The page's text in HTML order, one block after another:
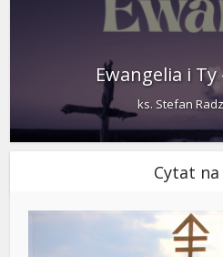
Ewangelia i Ty
ks. Stefan
Cytat na